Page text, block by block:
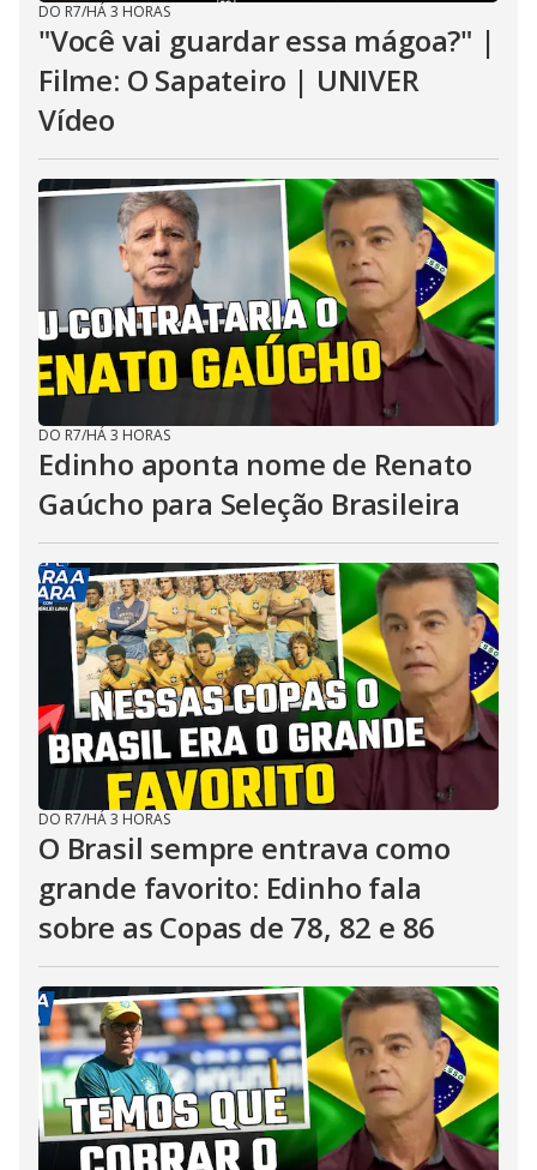
DO R7/HÁ 3 HORAS
"Você vai guardar essa mágoa?" |
Filme: O Sapateiro | UNIVER
Vídeo
DO R7/HÁ 3 HORAS
Edinho aponta nome de Renato
Gaúcho para Seleção Brasileira
DO R7/HÁ 3 HORAS
O Brasil sempre entrava como
grande favorito: Edinho fala
sobre as Copas de 78, 82 e 86